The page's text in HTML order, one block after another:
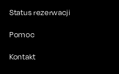
Status rezerwacji
Pomoc
Kontakt